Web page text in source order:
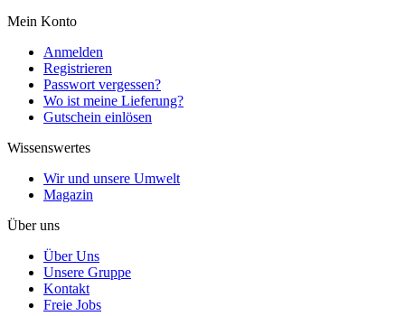
Mein Konto
Anmelden
Registrieren
Passwort vergessen?
Wo ist meine Lieferung?
Gutschein einlösen
Wissenswertes
Wir und unsere Umwelt
Magazin
Über uns
Über Uns
Unsere Gruppe
Kontakt
Freie Jobs